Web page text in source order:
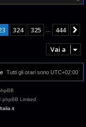
o
324 325 444
Vai a
Tutti gli orari sono UTC+02:00
phpBB Limited